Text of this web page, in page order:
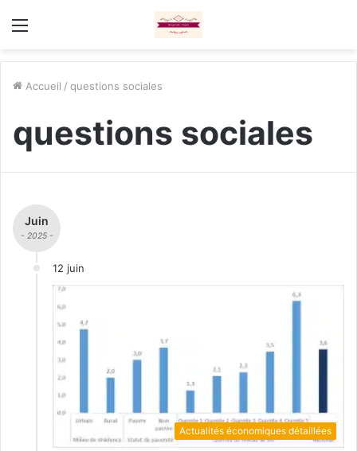
Menu
Accueil / questions sociales
questions sociales
Juin
- 2025 -
12 juin
Actualités économiques détaillées